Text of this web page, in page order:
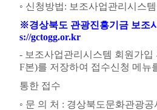
◦ 신청방법: 보조사업관리시스
※경상북도 관광진흥기금 보조
s://gctogg.or.kr
- 보조사업관리시스템 회원가입
F본)를 저장하여 접수신청 메뉴
통한 접수
◦ 문 의 처 : 경상북도문화관광공